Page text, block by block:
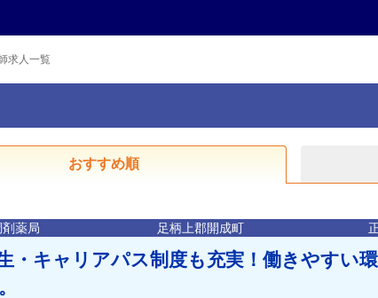
求人一覧
おすすめ順
剤薬局 足柄上郡開成町
・キャリアパス制度も充実！働きやすい